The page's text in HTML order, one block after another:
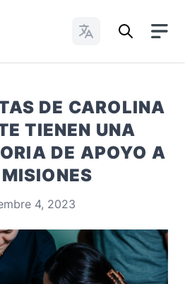
Cambiar idioma
DE CAROLINA
TIENEN UNA
DE APOYO A
4, 2023